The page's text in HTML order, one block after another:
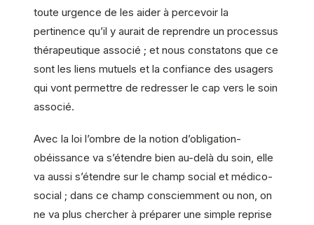
toute urgence de les aider à percevoir la
pertinence qu’il y aurait de reprendre un processus
thérapeutique associé ; et nous constatons que ce
sont les liens mutuels et la confiance des usagers
qui vont permettre de redresser le cap vers le soin
associé.
Avec la loi l’ombre de la notion d’obligation-
obéissance va s’étendre bien au-delà du soin, elle
va aussi s’étendre sur le champ social et médico-
social ; dans ce champ consciemment ou non, on
ne va plus chercher à préparer une simple reprise